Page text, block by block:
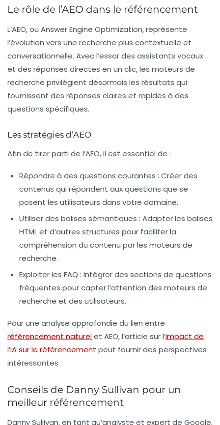
Le rôle de l’AEO dans le référencement
L’AEO, ou Answer Engine Optimization, représente
l’évolution vers une recherche plus contextuelle et
conversationnelle. Avec l’essor des assistants vocaux
et des réponses directes en un clic, les moteurs de
recherche privilégient désormais les résultats qui
fournissent des réponses claires et rapides à des
questions spécifiques.
Les stratégies d’AEO
Afin de tirer parti de l’AEO, il est essentiel de :
Répondre à des questions courantes : Créer des
contenus qui répondent aux questions que se
posent les utilisateurs dans votre domaine.
Utiliser des balises sémantiques : Adapter les balises
HTML et d’autres structures pour faciliter la
compréhension du contenu par les moteurs de
recherche.
Exploiter les FAQ : Intégrer des sections de questions
fréquentes pour capter l’attention des moteurs de
recherche et des utilisateurs.
Pour une analyse approfondie du lien entre
référencement naturelet AEO, l’article sur l’impact de
l’IA sur le référencement peut fournir des perspectives
intéressantes.
Conseils de Danny Sullivan pour un
meilleur référencement
Danny Sullivan, en tant qu’analyste et expert de Google,